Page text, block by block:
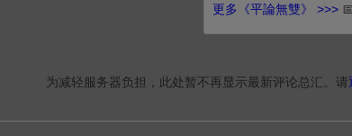
更多《平論無雙》 >>>
为减轻服务器负担，此处暂不再显示最新评论总汇。请